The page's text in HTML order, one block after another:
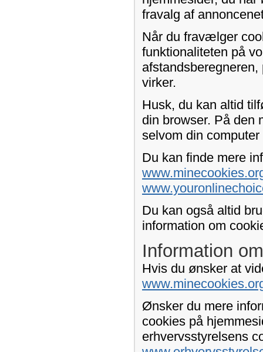
fravalg af
Når du fravælger
funktionaliteten på
virker.
Husk, du kan altid
din browser. På den
selvom din
Du kan finde mere
Du kan også altid
information om
Information
Hvis du ønsker at
Ønsker du mere
cookies på
erhvervsstyrelsens